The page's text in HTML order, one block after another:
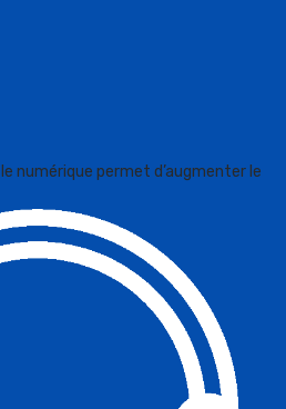
numérique permet d’augmenter le